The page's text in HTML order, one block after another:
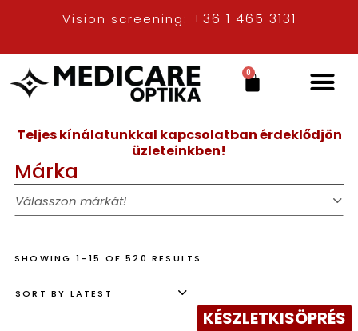
Vision screening: +36 1 465 3131
0
Teljes kínálatunkkal kapcsolatban érdeklődjön
üzleteinkben!
Márka
Válasszon márkát!
SHOWING 1–15 OF 520 RESULTS
SORT BY LATEST
KÉSZLETKISÖPRÉS